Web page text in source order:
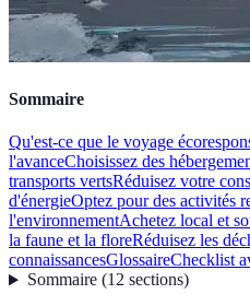
Sommaire
Qu'est-ce que le voyage
l'avanceChoisissez des
transports vertsRéduisez votre
d'énergieOptez pour des activités
l'environnementAchetez local et
la faune et la floreRéduisez les
connaissancesGlossaireChecklist
Sommaire(12 sections)